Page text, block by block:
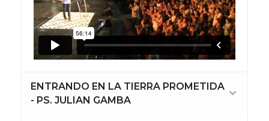
ENTRANDO EN LA TIERRA PROMETIDA
- PS. JULIAN GAMBA